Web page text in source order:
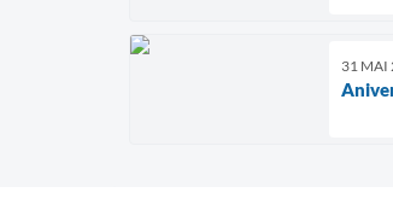
31 MAI